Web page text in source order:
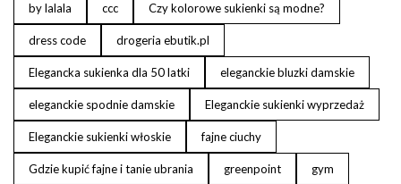
by lalala ccc Czy kolorowe sukienki są modne?
dress code drogeria ebutik.pl
Elegancka sukienka dla 50 latki eleganckie bluzki damskie
eleganckie spodnie damskie Eleganckie sukienki wyprzedaż
Eleganckie sukienki włoskie fajne ciuchy
Gdzie kupić fajne i tanie ubrania greenpoint gym